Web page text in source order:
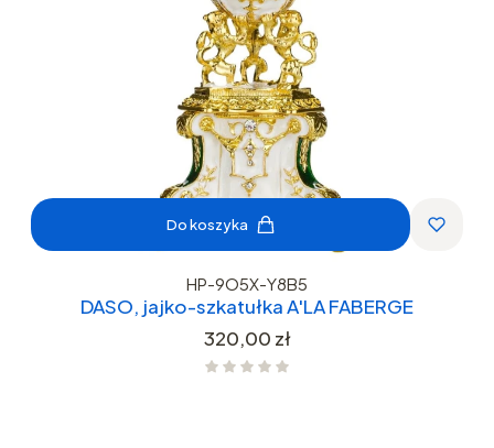
Do koszyka
HP-9O5X-Y8B5
DASO, jajko-szkatułka A'LA FABERGE
Cena
320,00 zł